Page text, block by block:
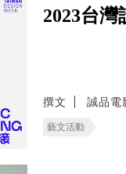
2023台
撰文 誠品電
藝文活動